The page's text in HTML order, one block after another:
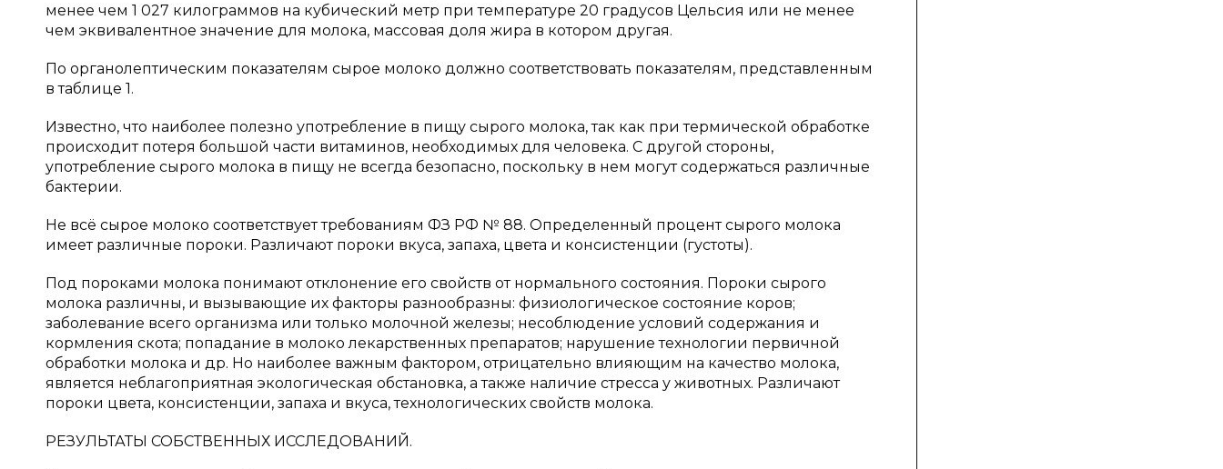
менее чем 1 027 килограммов на кубический метр при температуре 20 градусов Цельсия или не менее
чем эквивалентное значение для молока, массовая доля жира в котором другая.
По органолептическим показателям сырое молоко должно соответствовать показателям, представленным
в таблице 1.
Известно, что наиболее полезно употребление в пищу сырого молока, так как при термической обработке
происходит потеря большой части витаминов, необходимых для человека. С другой стороны,
употребление сырого молока в пищу не всегда безопасно, поскольку в нем могут содержаться различные
бактерии.
Не всё сырое молоко соответствует требованиям ФЗ РФ № 88. Определенный процент сырого молока
имеет различные пороки. Различают пороки вкуса, запаха, цвета и консистенции (густоты).
Под пороками молока понимают отклонение его свойств от нормального состояния. Пороки сырого
молока различны, и вызывающие их факторы разнообразны: физиологическое состояние коров;
заболевание всего организма или только молочной железы; несоблюдение условий содержания и
кормления скота; попадание в молоко лекарственных препаратов; нарушение технологии первичной
обработки молока и др. Но наиболее важным фактором, отрицательно влияющим на качество молока,
является неблагоприятная экологическая обстановка, а также наличие стресса у животных. Различают
пороки цвета, консистенции, запаха и вкуса, технологических свойств молока.
РЕЗУЛЬТАТЫ СОБСТВЕННЫХ ИССЛЕДОВАНИЙ.